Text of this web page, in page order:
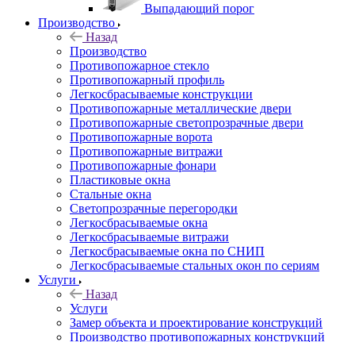
Выпадающий порог
Производство
Назад
Производство
Противопожарное стекло
Противопожарный профиль
Легкосбрасываемые конструкции
Противопожарные металлические двери
Противопожарные светопрозрачные двери
Противопожарные ворота
Противопожарные витражи
Противопожарные фонари
Пластиковые окна
Стальные окна
Светопрозрачные перегородки
Легкосбрасываемые окна
Легкосбрасываемые витражи
Легкосбрасываемые окна по СНИП
Легкосбрасываемые стальных окон по сериям
Услуги
Назад
Услуги
Замер объекта и проектирование конструкций
Производство противопожарных конструкций